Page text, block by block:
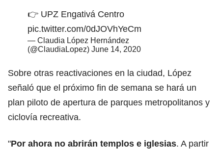
👉 UPZ Engativá Centro
pic.twitter.com/0dJOVhYeCm
— Claudia López Hernández
(@ClaudiaLopez) June 14, 2020
Sobre otras reactivaciones en la ciudad, López
señaló que el próximo fin de semana se hará un
plan piloto de apertura de parques metropolitanos y
ciclovía recreativa.
"Por ahora no abrirán templos e iglesias. A partir